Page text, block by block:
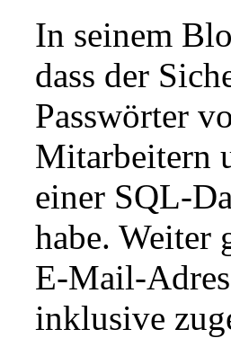
In seinem
dass der
Passwörter
Mitarbeitern
einer SQL-
habe. Weiter
E-Mail-
inklusive